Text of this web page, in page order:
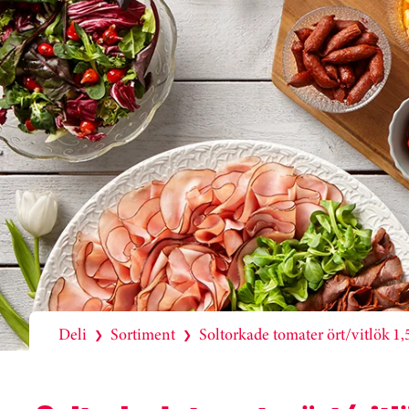
Deli ❯ Sortiment ❯ Soltorkade tomater ört/vitlök